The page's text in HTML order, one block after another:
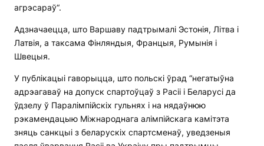
агрэсараў“.
Адзначаецца, што Варшаву падтрымалі Эстонія, Літва і
Латвія, а таксама Фінляндыя, Францыя, Румынія і
Швецыя.
У публікацыі гаворыцца, што польскі ўрад “негатыўна
адрэагаваў на допуск спартоўцаў з Расіі і Беларусі да
ўдзелу ў Паралімпійскіх гульнях і на нядаўнюю
рэкамендацыю Міжнароднага алімпійскага камітэта
зняць санкцыі з беларускіх спартсменаў, уведзеныя